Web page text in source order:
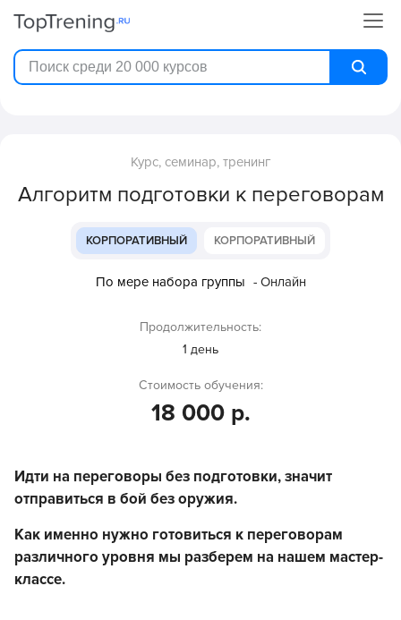
Курс, семинар, тренинг
Алгоритм подготовки к переговорам
КОРПОРАТИВНЫЙ КОРПОРАТИВНЫЙ
По мере набора группы - Онлайн
Продолжительность:
1 день
Стоимость обучения:
18 000 р.
Идти на переговоры без подготовки, значит
отправиться в бой без оружия.
Как именно нужно готовиться к переговорам
различного уровня мы разберем на нашем мастер-
классе.